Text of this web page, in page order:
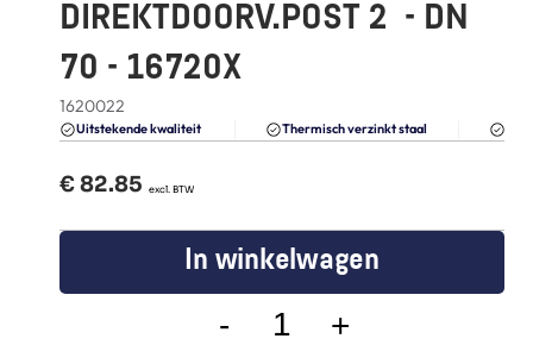
Blogs
DIREKTDOORV.POST 2  - DN
70 - 16720X
1620022
Uitstekende kwaliteit Thermisch verzinkt staal
€ 82.85
  excl. BTW
In winkelwagen
- +